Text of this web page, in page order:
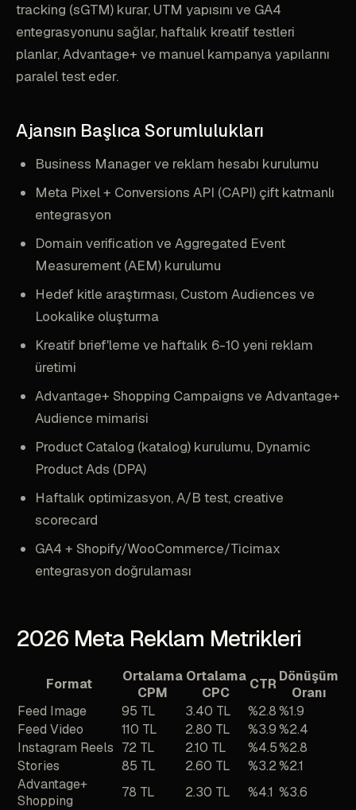
tracking (sGTM) kurar, UTM yapısını ve GA4
entegrasyonunu sağlar, haftalık kreatif testleri
planlar, Advantage+ ve manuel kampanya yapılarını
paralel test eder.
Ajansın Başlıca Sorumlulukları
Business Manager ve reklam hesabı kurulumu
Meta Pixel + Conversions API (CAPI) çift katmanlı
entegrasyon
Domain verification ve Aggregated Event
Measurement (AEM) kurulumu
Hedef kitle araştırması, Custom Audiences ve
Lookalike oluşturma
Kreatif brief'leme ve haftalık 6-10 yeni reklam
üretimi
Advantage+ Shopping Campaigns ve Advantage+
Audience mimarisi
Product Catalog (katalog) kurulumu, Dynamic
Product Ads (DPA)
Haftalık optimizasyon, A/B test, creative
scorecard
GA4 + Shopify/WooCommerce/Ticimax
entegrasyon doğrulaması
2026 Meta Reklam Metrikleri
Format
Ortalama
CPM
Ortalama
CPC
CTR Dönüşüm
Oranı
Feed Image
95 TL 3.40 TL %2.8%1.9
Feed Video
110 TL 2.80 TL %3.9%2.4
Instagram Reels 72 TL 2.10 TL %4.5%2.8
Stories
85 TL 2.60 TL %3.2%2.1
Advantage+
Shopping
78 TL 2.30 TL %4.1 %3.6